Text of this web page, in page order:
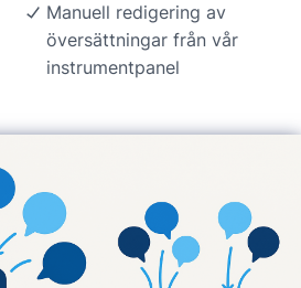
Manuell redigering av
översättningar från vår
instrumentpanel